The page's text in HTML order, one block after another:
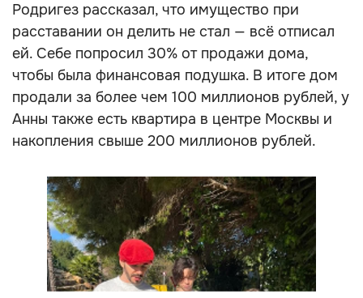
Родригез рассказал, что имущество при
расставании он делить не стал — всё отписал
ей. Себе попросил 30% от продажи дома,
чтобы была финансовая подушка. В итоге дом
продали за более чем 100 миллионов рублей, у
Анны также есть квартира в центре Москвы и
накопления свыше 200 миллионов рублей.